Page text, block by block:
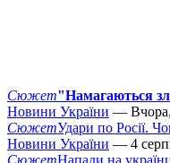
Сюжет"Намагаються
Новини України —
СюжетУдари по Росії.
Новини України — 4